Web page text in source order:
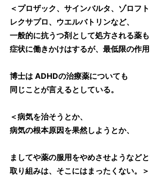
＜プロザック、サインバルタ、ゾロフト
レクサプロ、ウエルバトリンなど、
一般的に抗うつ剤として処方される薬も
症状に働きかけはするが、最低限の作
博士は ADHDの治療薬についても
同じことが言えるとしている。
＜病気を治そうとか、
病気の根本原因を果然しようとか、
ましてや薬の服用をやめさせようなど
取り組みは、そこにはまったくない。＞